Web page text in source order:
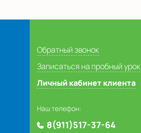
Обратный звонок
Записаться на пробный урок
Личный кабинет клиента
Наш телефон:
8(911)517-37-64